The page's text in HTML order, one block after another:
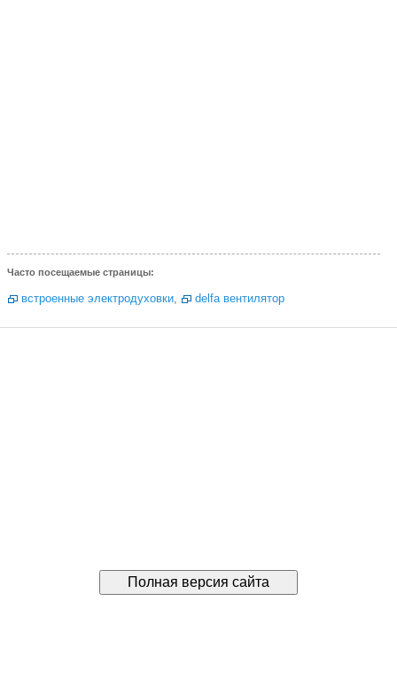
Часто посещаемые страницы:
встроенные электродуховки, delfa вентилятор